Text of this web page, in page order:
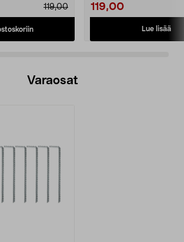
119,00 119,00
Lue lisää
Varaosat